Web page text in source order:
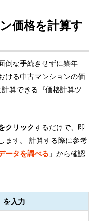
価格を計算す
倒な手続きせずに築年
ける中古マンションの価
算できる『価格計算ツ
クリックするだけで、即
ます。 計算する際に参考
ータを調べる 」から確認
を入力